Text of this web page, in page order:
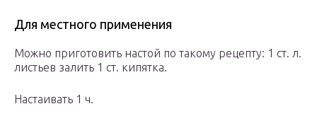
Для местного применения
Можно приготовить настой по такому рецепту: 1 ст. л.
листьев залить 1 ст. кипятка.
Настаивать 1 ч.